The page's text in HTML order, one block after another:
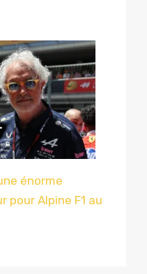
énorme
pour Alpine F1 au